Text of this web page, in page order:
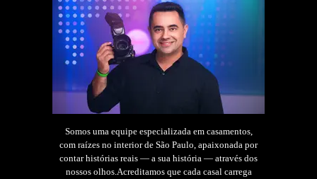
Somos uma equipe especializada em casamentos,
com raízes no interior de São Paulo, apaixonada por
contar histórias reais — a sua história — através dos
nossos olhos.Acreditamos que cada casal carrega